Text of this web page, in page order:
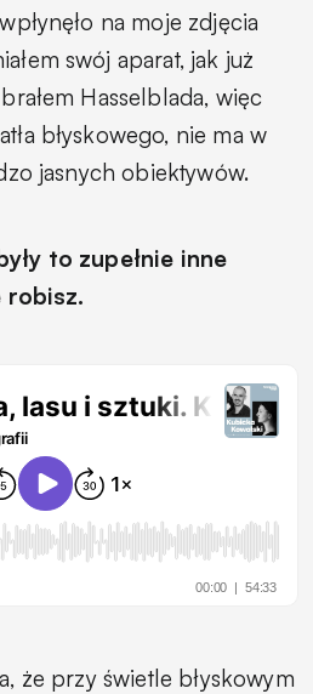
na moje zdjęcia
swój aparat, jak już
Hasselblada, więc
błyskowego, nie ma w
jasnych obiektywów.
to zupełnie inne
robisz.
że przy świetle błyskowym